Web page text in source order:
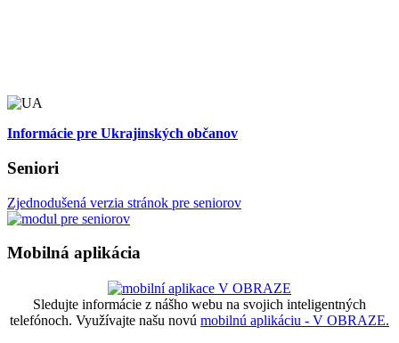
Informácie pre Ukrajinských občanov
Seniori
Zjednodušená verzia stránok pre seniorov
Mobilná aplikácia
Sledujte informácie z nášho webu na svojich inteligentných
telefónoch. Využívajte našu novú mobilnú aplikáciu - V OBRAZE.